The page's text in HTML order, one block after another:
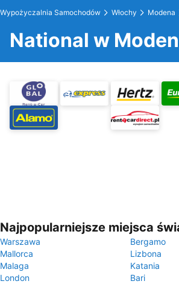
Wypożyczalnia Samochodów Włochy Modena
National w
Najpopularniejsze miejsca
Warszawa
Bergamo
Mallorca
Lizbona
Malaga
Katania
London
Bari